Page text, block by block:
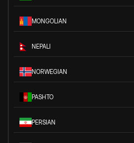
MONGOLIAN
NEPALI
NORWEGIAN
PASHTO
PERSIAN